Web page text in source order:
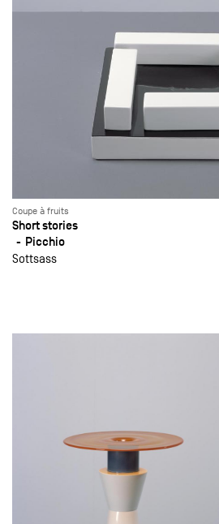
Coupe à fruits
Short stories
Picchio
Sottsass